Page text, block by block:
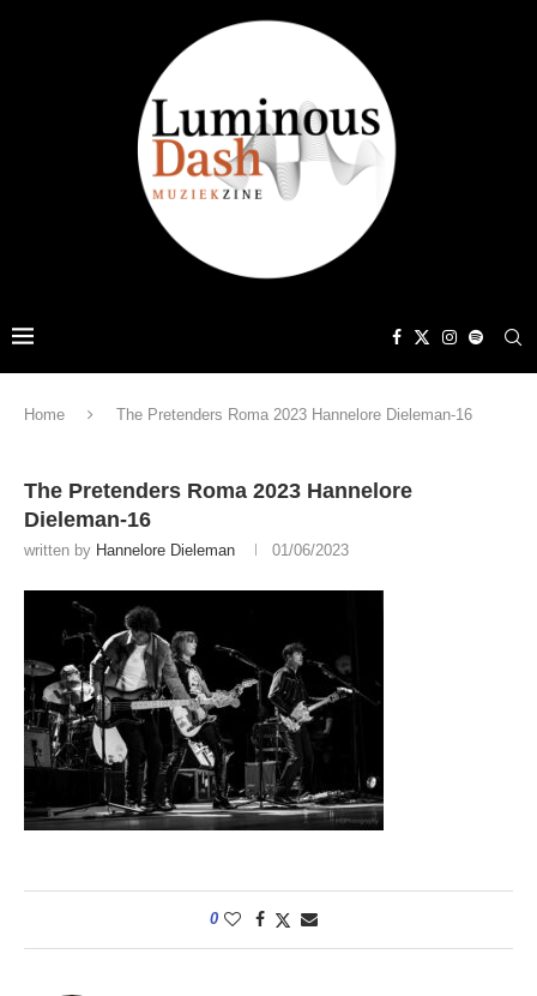
Home The Pretenders Roma 2023 Hannelore Dieleman-16
The Pretenders Roma 2023 Hannelore
Dieleman-16
written by Hannelore Dieleman 01/06/2023
0